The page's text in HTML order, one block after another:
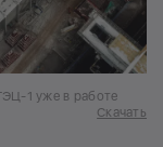
1 уже в работе
Скачать